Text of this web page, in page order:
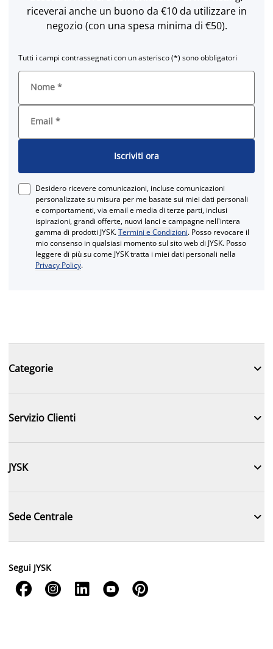
riceverai anche un buono da €10 da utilizzare in
negozio (con una spesa minima di €50).
Tutti i campi contrassegnati con un asterisco (*) sono obbligatori
Nome *
Email *
Iscriviti ora
Desidero ricevere comunicazioni, incluse comunicazioni
personalizzate su misura per me basate sui miei dati personali
e comportamenti, via email e media di terze parti, inclusi
ispirazioni, grandi offerte, nuovi lanci e campagne nell'intera
gamma di prodotti JYSK.Termini e Condizioni. Posso revocare il
mio consenso in qualsiasi momento sul sito web di JYSK. Posso
leggere di più su come JYSK tratta i miei dati personali nella
Privacy Policy.
Categorie 
Servizio Clienti 
JYSK 
Sede Centrale 
Segui JYSK
    